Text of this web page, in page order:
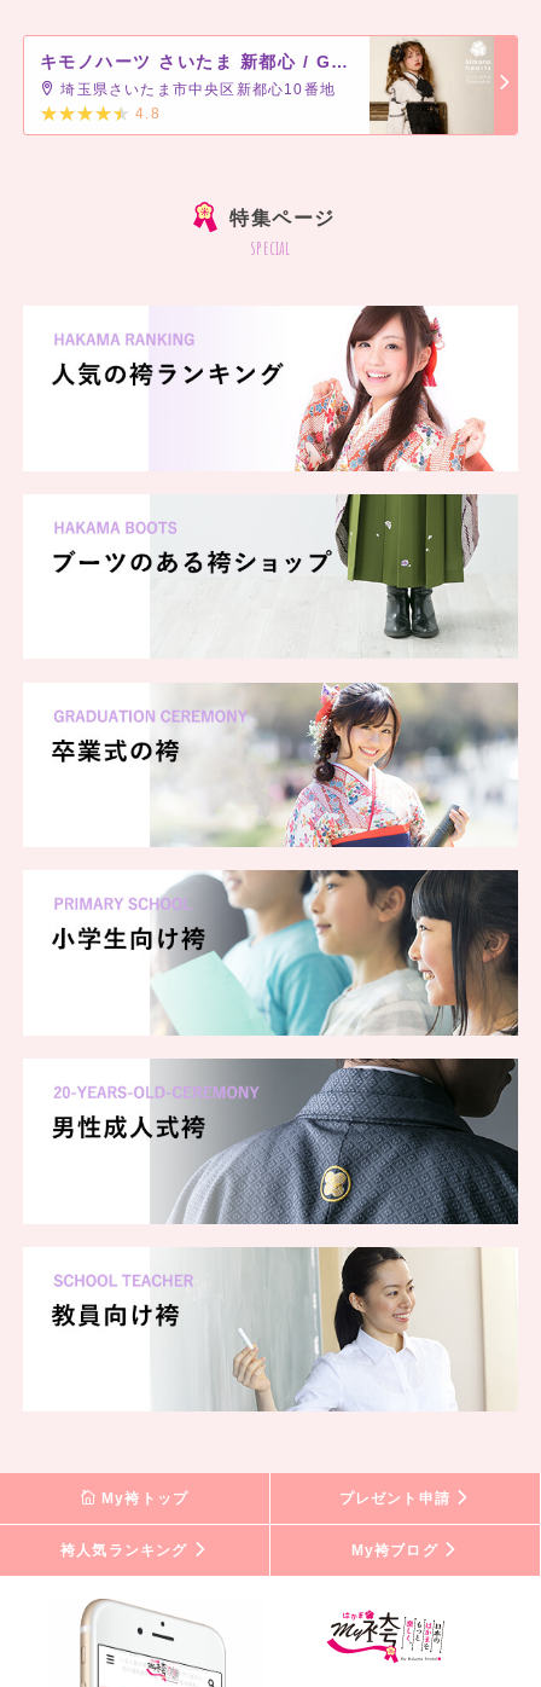
キモノハーツ さいたま 新都心 / GMOアリーナさいたま隣接けやきひろば内
埼玉県さいたま市中央区新都心10番地
4.8
特集ページ
special
My袴トップ プレゼント申請
袴人気ランキング My袴ブログ